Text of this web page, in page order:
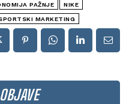
PAŽNJE NIKE
MARKETING